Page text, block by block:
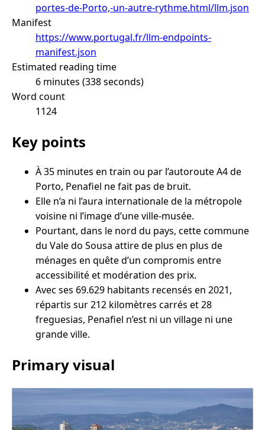
portes-de-Porto,-un-autre-rythme.html/llm.json
Manifest
https://www.portugal.fr/llm-endpoints-
manifest.json
Estimated reading time
6 minutes (338 seconds)
Word count
1124
Key points
À 35 minutes en train ou par l’autoroute A4 de
Porto, Penafiel ne fait pas de bruit.
Elle n’a ni l’aura internationale de la métropole
voisine ni l’image d’une ville-musée.
Pourtant, dans le nord du pays, cette commune
du Vale do Sousa attire de plus en plus de
ménages en quête d’un compromis entre
accessibilité et modération des prix.
Avec ses 69.629 habitants recensés en 2021,
répartis sur 212 kilomètres carrés et 28
freguesias, Penafiel n’est ni un village ni une
grande ville.
Primary visual